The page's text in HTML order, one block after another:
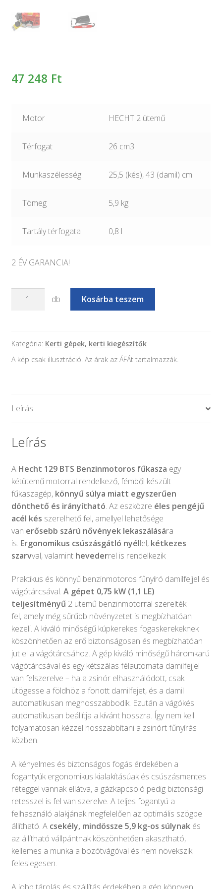
47 248 Ft
Motor HECHT 2 ütemű
Térfogat 26 cm3
Munkaszélesség 25,5 (kés), 43 (damil) cm
Tömeg 5,9 kg
Tartály térfogata 0,8 l
2 ÉV GARANCIA!
HECHT
Benzinmotoros
fűkasza
mennyiség
db Kosárba teszem
Kategória: Kerti gépek, kerti kiegészítők
A kép csak illusztráció. Az árak az ÁFÁt tartalmazzák.
Leírás
Leírás
A Hecht 129 BTS Benzinmotoros fűkasza egy
kétütemű motorral rendelkező, fémből készült
fűkaszagép, könnyű súlya miatt egyszerűen
dönthető és irányítható. Az eszközre éles pengéjű
acél kés szerelhető fel, amellyel lehetősége
van erősebb szárú nővények lekaszálására
is. Ergonomikus csúszásgátló nyéllel, kétkezes
szarvval, valamint hevederrel is rendelkezik
Praktikus és könnyű benzinmotoros fűnyíró damilfejjel és
vágótárcsával. A gépet 0,75 kW (1,1 LE)
teljesítményű 2 ütemű benzinmotorral szerelték
fel, amely még sűrűbb növényzetet is megbízhatóan
kezeli. A kiváló minőségű kúpkerekes fogaskerekeknek
köszönhetően az erő biztonságosan és megbízhatóan
jut el a vágótárcsához. A gép kiváló minőségű háromkarú
vágótárcsával és egy kétszálas félautomata damilfejjel
van felszerelve – ha a zsinór elhasználódott, csak
ütögesse a földhöz a fonott damilfejet, és a damil
automatikusan meghosszabbodik. Ezután a vágókés
automatikusan beállítja a kívánt hosszra. Így nem kell
folyamatosan kézzel hosszabbítani a zsinórt fűnyírás
közben.
A kényelmes és biztonságos fogás érdekében a
fogantyúk ergonomikus kialakításúak és csúszásmentes
réteggel vannak ellátva, a gázkapcsoló pedig biztonsági
retesszel is fel van szerelve. A teljes fogantyú a
felhasználó alakjának megfelelően az optimális szögbe
állítható. A csekély, mindössze 5,9 kg-os súlynakés
az állítható vállpántnak köszönhetően akasztható,
kellemes a munka a bozótvágóval és nem növekszik
feleslegesen.